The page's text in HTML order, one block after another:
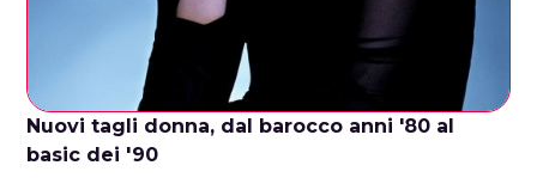
Nuovi tagli donna, dal barocco anni '80 al
basic dei '90